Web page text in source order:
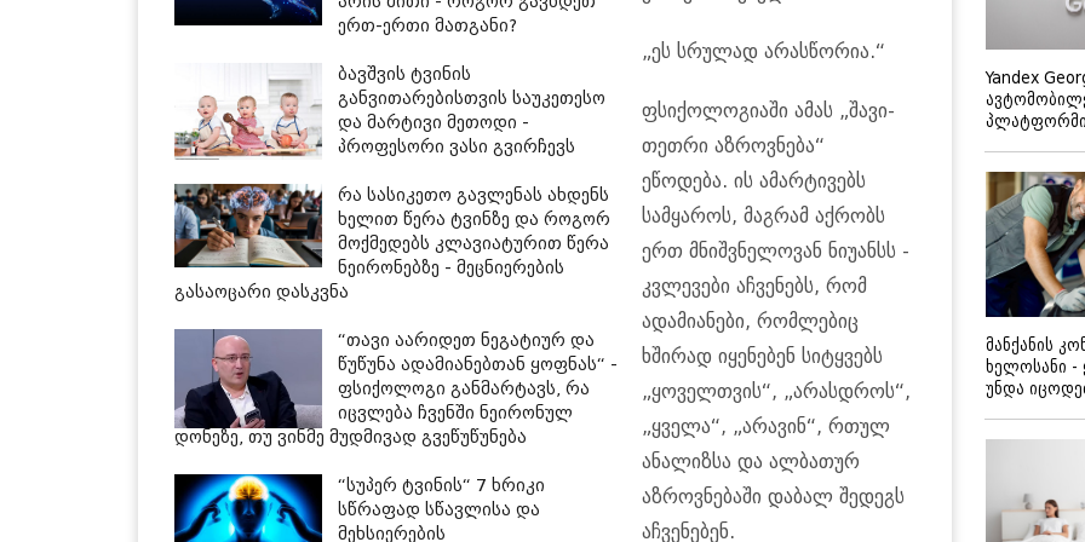
ერთ-ერთი მათგანი?
ბავშვის ტვინის
განვითარებისთვის საუკეთესო
და მარტივი მეთოდი -
პროფესორი ვასი გვირჩევს
რა სასიკეთო გავლენას ახდენს
ხელით წერა ტვინზე და როგორ
მოქმედებს კლავიატურით წერა
ნეირონებზე - მეცნიერების
გასაოცარი დასკვნა
“თავი აარიდეთ ნეგატიურ და
წუწუნა ადამიანებთან ყოფნას“ -
ფსიქოლოგი განმარტავს, რა
იცვლება ჩვენში ნეირონულ
დონეზე, თუ ვინმე მუდმივად გვეწუწუნება
“სუპერ ტვინის“ 7 ხრიკი
სწრაფად სწავლისა და
მეხსიერების
„ეს სრულად არასწორია.“
ფსიქოლოგიაში ამას „შავი-
თეთრი აზროვნება“
ეწოდება. ის ამარტივებს
სამყაროს, მაგრამ აქრობს
ერთ მნიშვნელოვან ნიუანსს -
კვლევები აჩვენებს, რომ
ადამიანები, რომლებიც
ხშირად იყენებენ სიტყვებს
„ყოველთვის“, „არასდროს“,
„ყველა“, „არავინ“, რთულ
ანალიზსა და ალბათურ
აზროვნებაში დაბალ შედეგს
აჩვენებენ.
Yandex
მანქანის
ხელოსანი -
უნდა